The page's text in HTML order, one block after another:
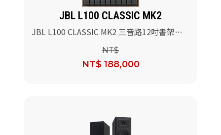
JBL L100 CLASSIC MK2
JBL L100 CLASSIC MK2 三音路12吋書架型
NT$
NT$ 188,000